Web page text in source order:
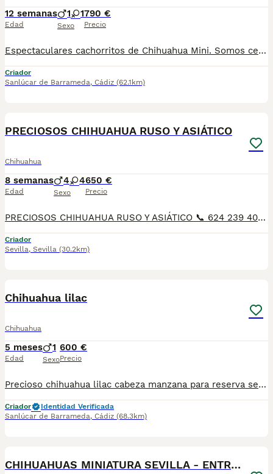
12 semanas
Edad
1 1
Sexo
790 €
Precio
Espectaculares cachorritos de Chihuahua Mini. Somos centro de mascotas con años de experiencia. Diariamente cuidamos, supervisamos y mimamos a nuestros cachorritos. Los entregamos con Revisión Veterinaria, Factura de compra, garantía vírica, formulario de reconocimiento de raza pura, junto con su cartilla de vacunación y desparasitacion al día de la entrega. Hacemos envíos a toda la península y Baleares mediante servicio propio de transporte. Posibilidad de pago contrareembolso. Para más información no dude en contactar con nosotros. TLF: 649297709. Solo atiendo wasap o tlf. Gracias
Criador
Sanlúcar de Barrameda, Cádiz (62.1km)
PRECIOSOS CHIHUAHUA RUSO Y ASIÁTICO
Chihuahua
8 semanas
Edad
4 4
Sexo
650 €
Precio
PRECIOSOS CHIHUAHUA RUSO Y ASIÁTICO 📞 624 239 408, raza pura 50 por ciento RUSO patitas corta muy chato muy lista y obediente, ideal para piso es muy cariñoso y juguetón Varios colores, cremas , bicolores . lila desde 700€ A 1200€, SEGUN COLOR Y SEXO DEL CHIHUAHUA precios reales si entráis en la wed : MUNDOCHIHUAHUA.ES TENEMOS CANICHES, CHIHUAHUA, MALTIPOL, POMERANIA, BICHON MALTES 🧾 Cartilla veterinaria 🩺 Vacunaciones y desparasitaciones al día 📄 Contrato de garantía 🚚 Envíos a toda España, 💳 Pago a la entrega, contra reembolso 📞 624 239 408 📹 Vídeos y más información por WhatsApp 🌐 MUNDOCHIHUAHUA.ES
Criador
Sevilla, Sevilla (30.2km)
Chihuahua lilac
Chihuahua
5 meses
Edad
1
Sexo
600 €
Precio
Precioso chihuahua lilac cabeza manzana para reserva se entregan con 2 meses con vacunas al dia, desparacitado y contrato QUIERES UN CHIHUAHUA? A QUE ESPERAS PA LLAMARNOS😊🐶
Criador
Identidad Verificada
Sanlúcar de Barrameda, Cádiz (68.3km)
CHIHUAHUAS MINIATURA SEVILLA - ENTREGA